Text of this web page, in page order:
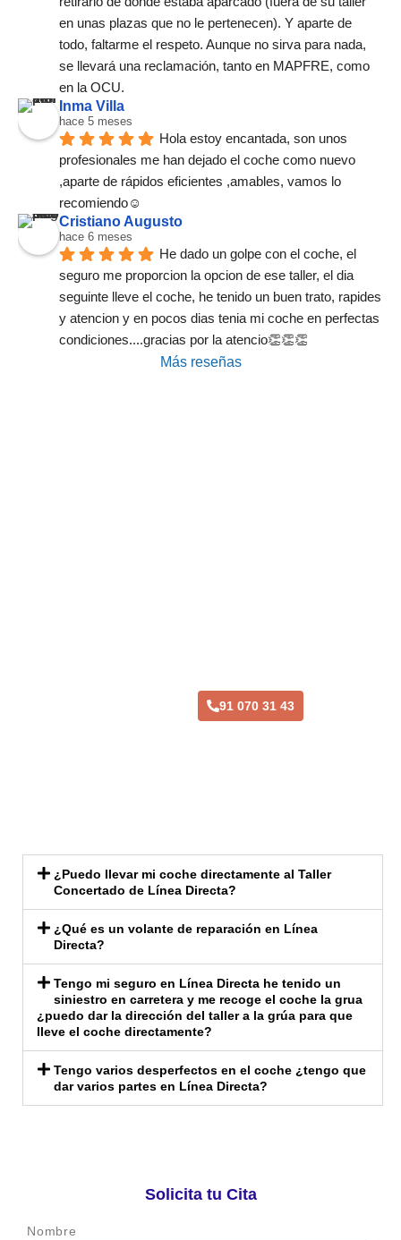
en unas plazas que no le pertenecen). Y aparte de
todo, faltarme el respeto. Aunque no sirva para nada,
se llevará una reclamación, tanto en MAPFRE, como
en la OCU.
Inma Villa
hace 5 meses
Hola estoy encantada, son unos
profesionales me han dejado el coche como nuevo
,aparte de rápidos eficientes ,amables, vamos lo
recomiendo☺️
Cristiano Augusto
hace 6 meses
He dado un golpe con el coche, el
seguro me proporcion la opcion de ese taller, el dia
seguinte lleve el coche, he tenido un buen trato, rapides
y atencion y en pocos dias tenia mi coche en perfectas
condiciones....gracias por la atencio👏👏👏
Más reseñas
91 070 31 43
¿Puedo llevar mi coche directamente al Taller
Concertado de Línea Directa?
¿Qué es un volante de reparación en Línea
Directa?
Tengo mi seguro en Línea Directa he tenido un
siniestro en carretera y me recoge el coche la grua
¿puedo dar la dirección del taller a la grúa para que
lleve el coche directamente?
Tengo varios desperfectos en el coche ¿tengo que
dar varios partes en Línea Directa?
Solicita tu Cita
Nombre